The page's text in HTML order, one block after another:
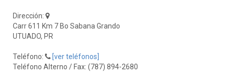
Dirección:
Carr 611 Km 7 Bo Sabana Grando
UTUADO, PR
Teléfono:
[ver teléfonos]
Teléfono Alterno / Fax: (787) 894-2680